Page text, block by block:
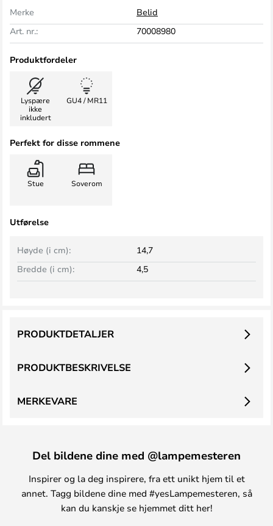
Merke
Belid
Art. nr.:
70008980
Produktfordeler
Lyspære
ikke
inkludert
GU4 / MR11
Perfekt for disse rommene
Stue Soverom
Utførelse
Bredde (i cm): 4,5
Høyde (i cm): 14,7
PRODUKTBESKRIVELSE
PRODUKTDETALJER
MERKEVARE
Del bildene dine med @lampemesteren
Inspirer og la deg inspirere, fra ett unikt hjem til et
annet. Tagg bildene dine med #yesLampemesteren, så
kan du kanskje se hjemmet ditt her!